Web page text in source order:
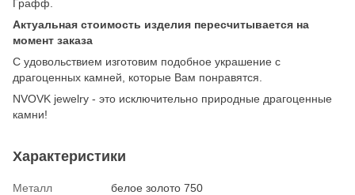
Графф.
Актуальная стоимость изделия пересчитывается на
момент заказа
С удовольствием изготовим подобное украшение с
драгоценных камней, которые Вам понравятся.
NVOVK jewelry - это исключительно природные драгоценные
камни!
Характеристики
Металл
белое золото 750